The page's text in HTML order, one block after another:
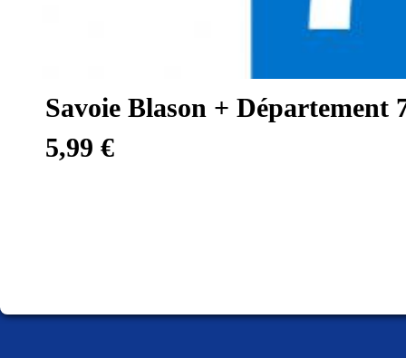
Savoie Blason + Département
5,99 €